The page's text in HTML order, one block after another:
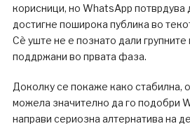
корисници, но WhatsApp потврдува
достигне поширока публика во
Сè уште не е познато дали
поддржани во првата фаза.
Доколку се покаже како стабилна,
можела значително да го подобри
направи сериозна алтернатива на